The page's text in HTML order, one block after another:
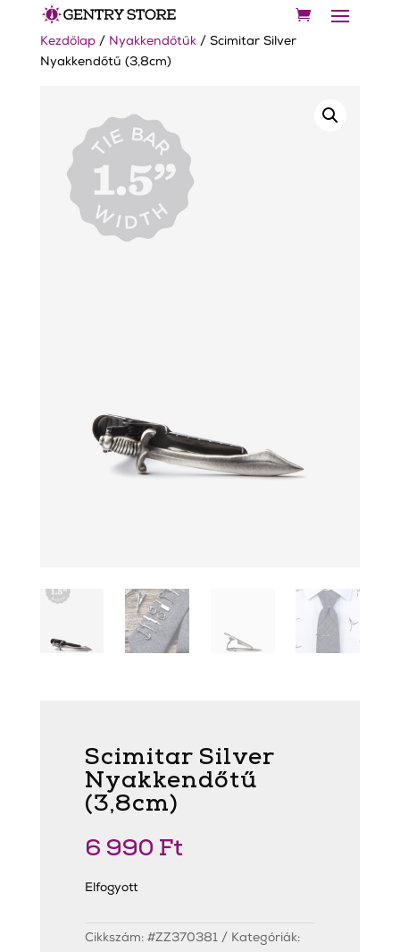
Kezdőlap/ Nyakkendőtűk/ Scimitar Silver
Nyakkendőtű (3,8cm)
Scimitar Silver
Nyakkendőtű
(3,8cm)
6 990 Ft
Elfogyott
Cikkszám: #ZZ370381
Kategóriák: